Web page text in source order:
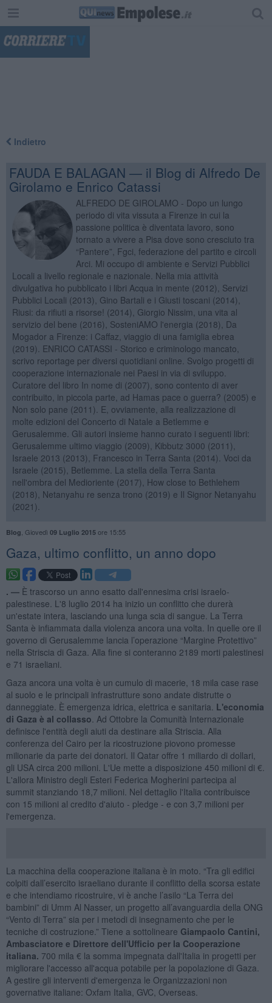
Indietro
FAUDA E BALAGAN — il Blog di Alfredo De
Girolamo e Enrico Catassi
ALFREDO DE GIROLAMO - Dopo un lungo
periodo di vita vissuta a Firenze in cui la
passione politica è diventata lavoro, sono
tornato a vivere a Pisa dove sono cresciuto tra
“Pantere”, Fgci, federazione del partito e circoli
Arci. Mi occupo di ambiente e Servizi Pubblici
Locali a livello regionale e nazionale. Nella mia attività
divulgativa ho pubblicato i libri Acqua in mente (2012), Servizi
Pubblici Locali (2013), Gino Bartali e i Giusti toscani (2014),
Riusi: da rifiuti a risorse! (2014), Giorgio Nissim, una vita al
servizio del bene (2016), SosteniAMO l'energia (2018), Da
Mogador a Firenze: i Caffaz, viaggio di una famiglia ebrea
(2019). ENRICO CATASSI - Storico e criminologo mancato,
scrivo reportage per diversi quotidiani online. Svolgo progetti di
cooperazione internazionale nei Paesi in via di sviluppo.
Curatore del libro In nome di (2007), sono contento di aver
contribuito, in piccola parte, ad Hamas pace o guerra? (2005) e
Non solo pane (2011). E, ovviamente, alla realizzazione di
molte edizioni del Concerto di Natale a Betlemme e
Gerusalemme. Gli autori insieme hanno curato i seguenti libri:
Gerusalemme ultimo viaggio (2009), Kibbutz 3000 (2011),
Israele 2013 (2013), Francesco in Terra Santa (2014). Voci da
Israele (2015), Betlemme. La stella della Terra Santa
nell'ombra del Medioriente (2017), How close to Bethlehem
(2018), Netanyahu re senza trono (2019) e Il Signor Netanyahu
(2021).
Blog Giovedì 09 Luglio 2015ore 15:55
Gaza, ultimo conflitto, un anno dopo
. — È trascorso un anno esatto dall'ennesima crisi israelo-
palestinese. L'8 luglio 2014 ha inizio un conflitto che durerà
un'estate intera, lasciando una lunga scia di sangue. La Terra
Santa è infiammata dalla violenza ancora una volta. In quelle ore il
governo di Gerusalemme lancia l’operazione “Margine Protettivo”
nella Striscia di Gaza. Alla fine si conteranno 2189 morti palestinesi
e 71 israeliani.
Gaza ancora una volta è un cumulo di macerie, 18 mila case rase
al suolo e le principali infrastrutture sono andate distrutte o
danneggiate. È emergenza idrica, elettrica e sanitaria. L'economia
di Gaza è al collasso . Ad Ottobre la Comunità Internazionale
definisce l'entità degli aiuti da destinare alla Striscia. Alla
conferenza del Cairo per la ricostruzione piovono promesse
milionarie da parte dei donatori. Il Qatar offre 1 miliardo di dollari,
gli USA circa 200 milioni. L'Ue mette a disposizione 450 milioni di €.
L'allora Ministro degli Esteri Federica Mogherini partecipa al
summit stanziando 18,7 milioni. Nel dettaglio l'Italia contribuisce
con 15 milioni al credito d'aiuto - pledge - e con 3,7 milioni per
l'emergenza.
La macchina della cooperazione italiana è in moto. “Tra gli edifici
colpiti dall’esercito israeliano durante il conflitto della scorsa estate
e che intendiamo ricostruire, vi è anche l’asilo “La Terra dei
bambini” di Umm Al Nasser, un progetto all’avanguardia della ONG
“Vento di Terra” sia per i metodi di insegnamento che per le
tecniche di costruzione.” Tiene a sottolineare Giampaolo Cantini,
Ambasciatore e Direttore dell'Ufficio per la Cooperazione
italiana. 700 mila € la somma impegnata dall'Italia in progetti per
migliorare l'accesso all'acqua potabile per la popolazione di Gaza.
A gestire gli interventi d'emergenza le Organizzazioni non
governative italiane: Oxfam Italia, GVC, Overseas.